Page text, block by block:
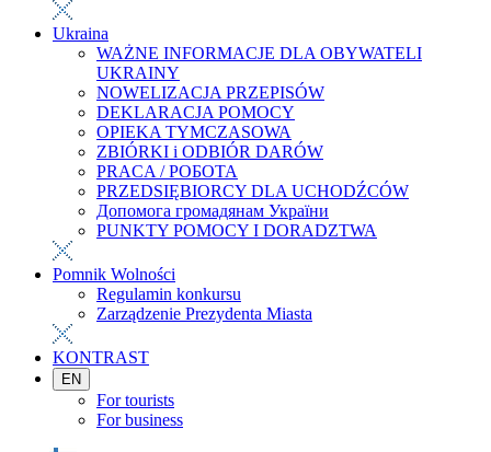
Ukraina
WAŻNE INFORMACJE DLA OBYWATELI
UKRAINY
NOWELIZACJA PRZEPISÓW
DEKLARACJA POMOCY
OPIEKA TYMCZASOWA
ZBIÓRKI i ODBIÓR DARÓW
PRACA / РОБОТА
PRZEDSIĘBIORCY DLA UCHODŹCÓW
Допомога громадянам України
PUNKTY POMOCY I DORADZTWA
Pomnik Wolności
Regulamin konkursu
Zarządzenie Prezydenta Miasta
KONTRAST
EN
For tourists
For business